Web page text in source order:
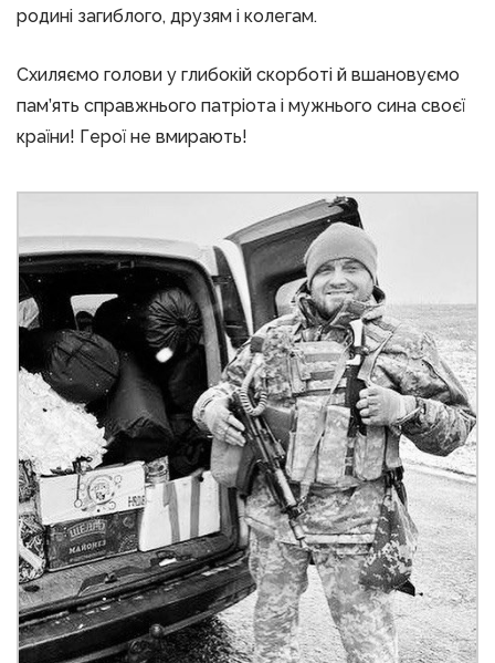
родині загиблого, друзям і колегам.
Схиляємо голови у глибокій скорботі й вшановуємо
пам’ять справжнього патріота і мужнього сина своєї
країни! Герої не вмирають!